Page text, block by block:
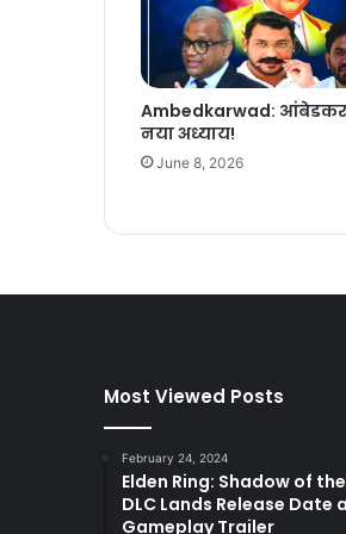
Ambedkarwad:
नया अध्याय!
June 8, 2026
Most Viewed Posts
February 24, 2024
Elden Ring: Shadow of
DLC Lands Release Date
Gameplay Trailer